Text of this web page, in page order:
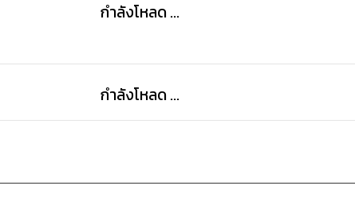
กำลังโหลด ...
กำลังโหลด ...